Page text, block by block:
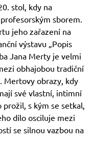
stol, kdy na
sborem.
jeho zařazení na
výstavu „Popis
Jana Merty je velmi
obhajobou tradiční
Mertovy obrazy, kdy
své vlastní, intimní
prožil, s kým se setkal,
dílo osciluje mezi
se silnou vazbou na